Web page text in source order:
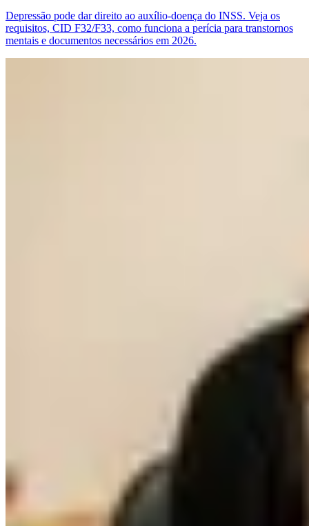
Depressão pode dar direito ao auxílio-doença do INSS. Veja os
requisitos, CID F32/F33, como funciona a perícia para transtornos
mentais e documentos necessários em 2026.